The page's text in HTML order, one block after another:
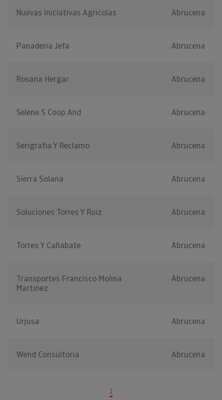
Nuevas Iniciativas Agricolas Abrucena
Panaderia Jefa Abrucena
Rosana Hergar Abrucena
Selene S Coop And Abrucena
Serigrafia Y Reclamo Abrucena
Sierra Solana Abrucena
Soluciones Torres Y Ruiz Abrucena
Torres Y Cañabate Abrucena
Transportes Francisco Molina
Martinez
Abrucena
Urjusa Abrucena
Wend Consultoria Abrucena
1